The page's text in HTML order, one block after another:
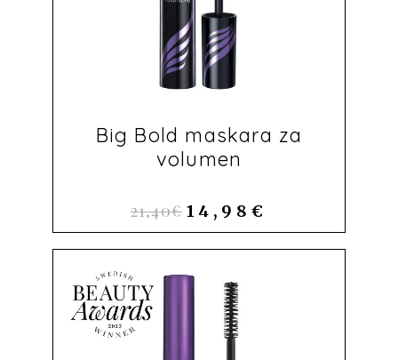
Big Bold maskara za
volumen
21,40€ 14,98€